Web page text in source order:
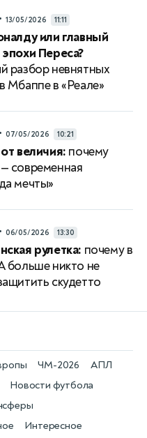
• 13/05/2026 11:11
или главный
Переса?
разбор невнятных
Мбаппе в «Реале»
• 07/05/2026 10:21
величия: почему
современная
мечты»
• 06/05/2026 13:30
рулетка: почему в
больше никто не
скудетто
Новости футбола
ЧМ-2026 АПЛ
Интересное